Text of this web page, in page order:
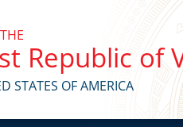
Republic of
STATES OF AMERICA